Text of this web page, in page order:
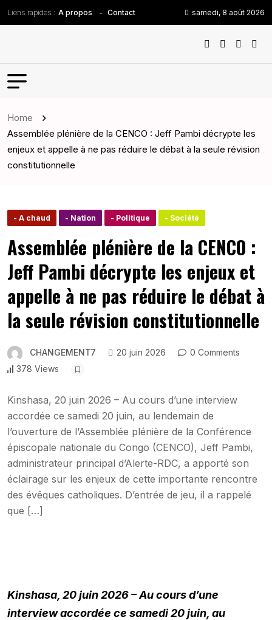
Liens rapides : A propos Contact samedi, 8 août 2026
Home
Assemblée plénière de la CENCO : Jeff Pambi décrypte les
enjeux et appelle à ne pas réduire le débat à la seule révision
constitutionnelle
- A chaud - Nation - Politique - Société
Assemblée plénière de la CENCO :
Jeff Pambi décrypte les enjeux et
appelle à ne pas réduire le débat à
la seule révision constitutionnelle
CHANGEMENT7 20 juin 2026
0 Comments
378 Views
Kinshasa, 20 juin 2026 – Au cours d’une interview
accordée ce samedi 20 juin, au lendemain de
l’ouverture de l’Assemblée plénière de la Conférence
épiscopale nationale du Congo (CENCO), Jeff Pambi,
administrateur principal d’Alerte-RDC, a apporté son
éclairage sur les enjeux de cette importante rencontre
des évêques catholiques. D’entrée de jeu, il a rappelé
que […]
Kinshasa, 20 juin 2026 – Au cours d’une
interview accordée ce samedi 20 juin, au